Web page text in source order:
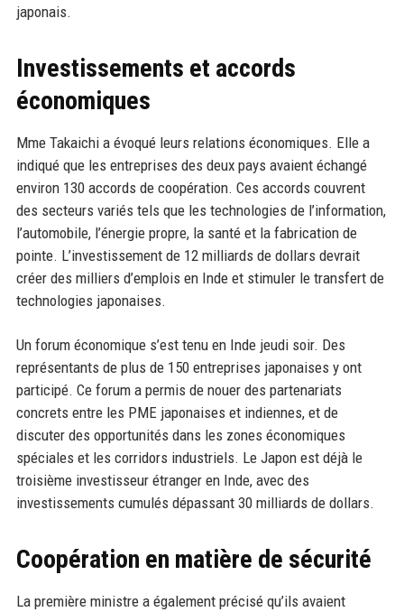
japonais.
Investissements et accords
économiques
Mme Takaichi a évoqué leurs relations économiques. Elle a
indiqué que les entreprises des deux pays avaient échangé
environ 130 accords de coopération. Ces accords couvrent
des secteurs variés tels que les technologies de l’information,
l’automobile, l’énergie propre, la santé et la fabrication de
pointe. L’investissement de 12 milliards de dollars devrait
créer des milliers d’emplois en Inde et stimuler le transfert de
technologies japonaises.
Un forum économique s’est tenu en Inde jeudi soir. Des
représentants de plus de 150 entreprises japonaises y ont
participé. Ce forum a permis de nouer des partenariats
concrets entre les PME japonaises et indiennes, et de
discuter des opportunités dans les zones économiques
spéciales et les corridors industriels. Le Japon est déjà le
troisième investisseur étranger en Inde, avec des
investissements cumulés dépassant 30 milliards de dollars.
Coopération en matière de sécurité
La première ministre a également précisé qu’ils avaient